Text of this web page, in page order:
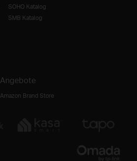
SOHO Katalog
SMB Katalog
Angebote
Amazon Brand Store